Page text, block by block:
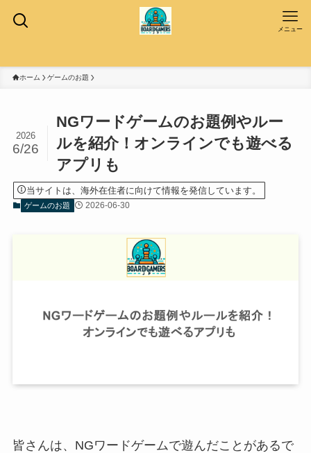
メニュー
ホーム ゲームのお題
NGワードゲームのお題例やルー
ルを紹介！オンラインでも遊べる
アプリも
2026
6/26
当サイトは、海外在住者に向けて情報を発信しています。
ゲームのお題 2026-06-30
皆さんは、NGワードゲームで遊んだことがあるで